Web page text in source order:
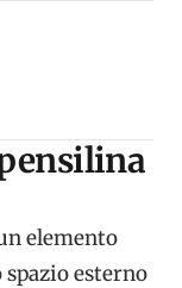
elemento
spazio esterno